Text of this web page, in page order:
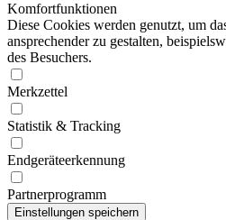
Komfortfunktionen
Diese Cookies werden genutzt, um
ansprechender zu gestalten,
des Besuchers.
Merkzettel
Statistik & Tracking
Endgeräteerkennung
Partnerprogramm